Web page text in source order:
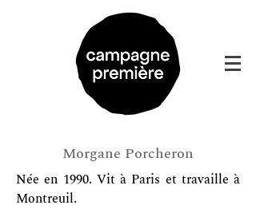
Morgane Porcheron
Née en 1990. Vit à Paris et travaille à
Montreuil.